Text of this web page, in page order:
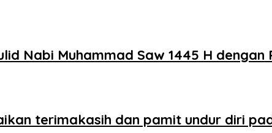
Nabi Muhammad Saw 1445 H
terimakasih dan pamit undur diri